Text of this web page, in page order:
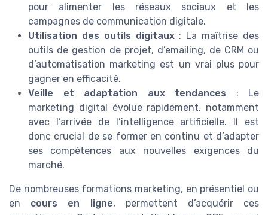
pour alimenter les réseaux sociaux et les
campagnes de communication digitale.
Utilisation des outils digitaux: La maîtrise des
outils de gestion de projet, d’emailing, de CRM ou
d’automatisation marketing est un vrai plus pour
gagner en efficacité.
Veille et adaptation aux tendances : Le
marketing digital évolue rapidement, notamment
avec l’arrivée de l’intelligence artificielle. Il est
donc crucial de se former en continu et d’adapter
ses compétences aux nouvelles exigences du
marché.
De nombreuses formations marketing, en présentiel ou
en cours en ligne, permettent d’acquérir ces